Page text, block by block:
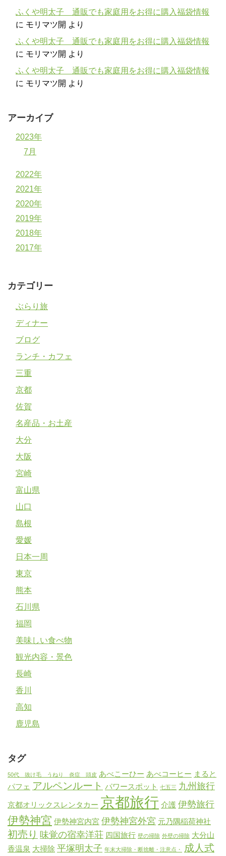
ふくや明太子 通販でも家庭用をお得に購入福袋情報
に モリマツ開 より
ふくや明太子 通販でも家庭用をお得に購入福袋情報
に モリマツ開 より
ふくや明太子 通販でも家庭用をお得に購入福袋情報
に モリマツ開 より
アーカイブ
2023年
7月
2022年
2021年
2020年
2019年
2018年
2017年
カテゴリー
ぶらり旅
ディナー
ブログ
ランチ・カフェ
三重
京都
佐賀
名産品・お土産
大分
大阪
宮崎
富山県
山口
島根
愛媛
日本一周
東京
熊本
石川県
福岡
美味しい食べ物
観光内容・景色
長崎
香川
高知
鹿児島
タグ
50代 抜け毛 うねり 炎症 頭皮 あべこーひー あべコーヒー まると
パフェ アルペンルート パワースポット 七五三 九州旅行
京都オリックスレンタカー 京都旅行 介護 伊勢旅行
伊勢神宮 伊勢神宮内宮 伊勢神宮外宮 元乃隅稲荷神社
初売り 味覚の宿幸洋荘 四国旅行 壁の掃除 外壁の掃除 大分山
香温泉 大掃除 平塚明太子 年末大掃除・断捨離・注意点・
成人式